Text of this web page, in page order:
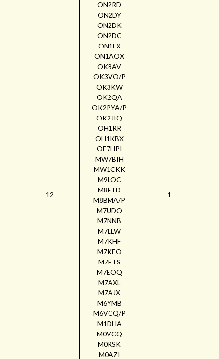
12
ON2RD
ON2DY
ON2DK
ON2DC
ON1LX
ON1AOX
OK8AV
OK3VO/P
OK3KW
OK2QA
OK2PYA/P
OK2JIQ
OH1RR
OH1KBX
OE7HPI
MW7BIH
MW1CKK
M9LOC
M8FTD
M8BMA/P
M7UDO
M7NNB
M7LLW
M7KHF
M7KEO
M7ETS
M7EOQ
M7AXL
M7AJX
M6YMB
M6VCQ/P
M1DHA
M0VCQ
M0RSK
M0AZI
1